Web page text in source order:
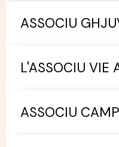
ASSOCIU
L'ASSOCIU VIE
ASSOCIU